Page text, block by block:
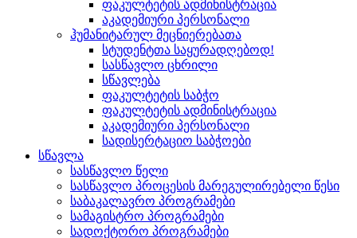
ფაკულტეტის ადმინისტრაცია
აკადემიური პერსონალი
ჰუმანიტარულ მეცნიერებათა
სტუდენტთა საყურადღებოდ!
სასწავლო ცხრილი
სწავლება
ფაკულტეტის საბჭო
ფაკულტეტის ადმინისტრაცია
აკადემიური პერსონალი
სადისერტაციო საბჭოები
სწავლა
სასწავლო წელი
სასწავლო პროცესის მარეგულირებელი წესი
საბაკალავრო პროგრამები
სამაგისტრო პროგრამები
სადოქტორო პროგრამები